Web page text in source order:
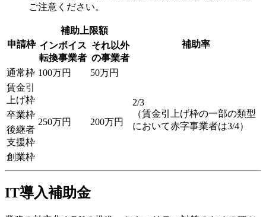
ご注意ください。
申請枠
補助上限額
補助率
インボイス
転換事業者
それ以外
の事業者
通常枠 100万円 50万円
2/3
（賃金引上げ枠の一部の類型
において赤字事業者は3/4）
賃金引
上げ枠
250万円 200万円
卒業枠
後継者
支援枠
創業枠
IT導入補助金